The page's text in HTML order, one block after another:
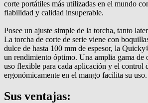
corte portátiles más utilizadas en el mundo
fiabilidad y calidad insuperable.
Posee un ajuste simple de la torcha, tanto
La torcha de corte de serie viene con
dulce de hasta 100 mm de espesor, la
un rendimiento óptimo. Una amplia gama de
uso flexible para cada aplicación y el control
ergonómicamente en el mango facilita su uso.
Sus ventajas: